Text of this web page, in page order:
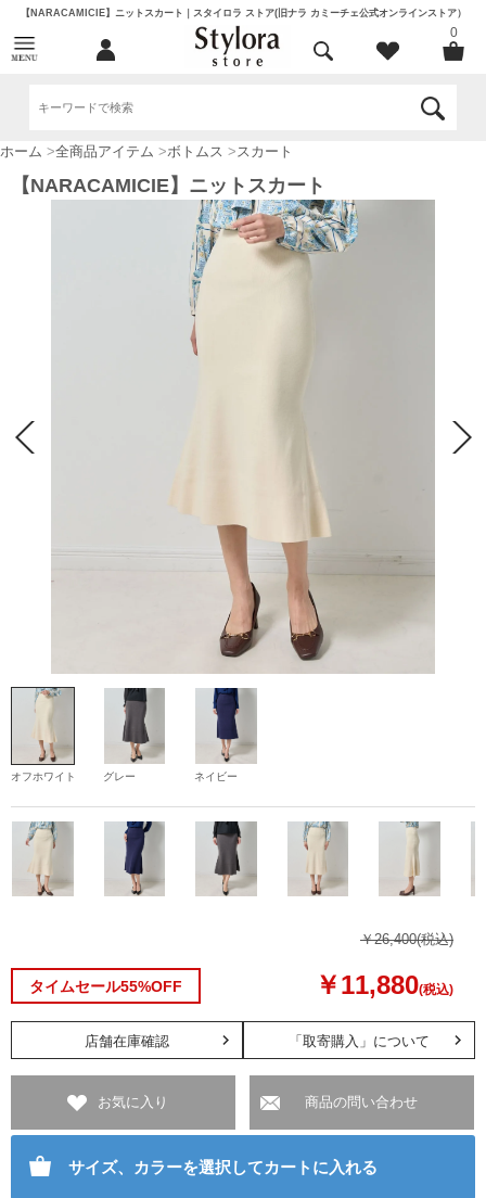
【NARACAMICIE】ニットスカート｜スタイロラ ストア(旧ナラ カミーチェ公式オンラインストア）
0
ホーム >全商品アイテム >ボトムス >スカート
【NARACAMICIE】ニットスカート
オフホワイト グレー ネイビー
￥26,400(税込)
タイムセール55%OFF ￥11,880(税込)
「取寄購入」について
店舗在庫確認
お気に入り 商品の問い合わせ
サイズ、カラーを選択してカートに入れる